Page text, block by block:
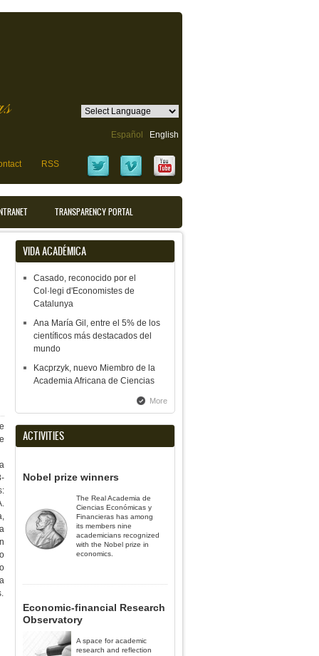
Español English
RSS
TRANSPARENCY PORTAL
VIDA ACADÉMICA
Casado, reconocido por el
Col·legi d'Economistes de
Catalunya
Ana María Gil, entre el 5% de los
científicos más destacados del
mundo
Kacprzyk, nuevo Miembro de la
Academia Africana de Ciencias
More
ACTIVITIES
Nobel prize winners
The Real Academia de
Ciencias Económicas y
Financieras has among
its members nine
academicians recognized
with the Nobel prize in
economics.
Economic-financial Research
Observatory
A space for academic
research and reflection